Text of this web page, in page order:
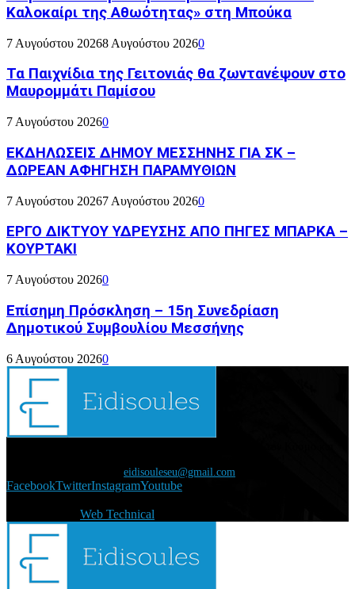
Καλοκαίρι της Αθωότητας» στη Μπούκα
7 Αυγούστου 20268 Αυγούστου 20260
Τα Παιχνίδια της Γειτονιάς θα ζωντανέψουν στο
Μαυρομμάτι Παμίσου
7 Αυγούστου 20260
ΕΚΔΗΛΩΣΕΙΣ ΔΗΜΟΥ ΜΕΣΣΗΝΗΣ ΓΙΑ ΣΚ –
ΔΩΡΕΑΝ ΑΦΗΓΗΣΗ ΠΑΡΑΜΥΘΙΩΝ
7 Αυγούστου 20267 Αυγούστου 20260
ΕΡΓΟ ΔΙΚΤΥΟΥ ΥΔΡΕΥΣΗΣ ΑΠΟ ΠΗΓΕΣ ΜΠΑΡΚΑ –
ΚΟΥΡΤΑΚΙ
7 Αυγούστου 20260
Επίσημη Πρόσκληση – 15η Συνεδρίαση
Δημοτικού Συμβουλίου Μεσσήνης
6 Αυγούστου 20260
eidisouleseu@gmail.com
FacebookTwitterInstagramYoutube
Web Technical